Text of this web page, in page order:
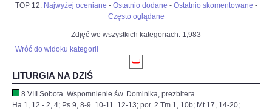
TOP 12: Najwyżej oceniane - Ostatnio dodane - Ostatnio skomentowane -
Często oglądane
Zdjęć we wszystkich kategoriach: 1,983
Wróć do widoku kategorii
LITURGIA NA DZIŚ
8 VIII Sobota. Wspomnienie św. Dominika, prezbitera
Ha 1, 12 - 2, 4; Ps 9, 8-9. 10-11. 12-13; por. 2 Tm 1, 10b; Mt 17, 14-20;